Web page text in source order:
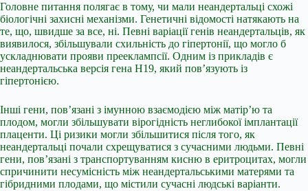
Головне питання полягає в тому, чи мали неандертальці схожі
біологічні захисні механізми. Генетичні відомості натякають на
те, що, швидше за все, ні. Певні варіації генів неандертальців, як
виявилося, збільшували схильність до гіпертонії, що могло б
ускладнювати прояви прееклампсії. Одним із прикладів є
неандертальська версія гена H19, який пов’язують із
гіпертонією.
Інші гени, пов’язані з імунною взаємодією між матір’ю та
плодом, могли збільшувати вірогідність неглибокої імплантації
плаценти. Ці ризики могли збільшитися після того, як
неандертальці почали схрещуватися з сучасними людьми. Певні
гени, пов’язані з транспортуванням кисню в еритроцитах, могли
спричинити несумісність між неандертальськими матерями та
гібридними плодами, що містили сучасні людські варіанти.